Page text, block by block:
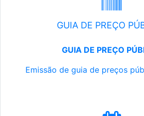
GUIA DE PREÇO
GUIA DE PREÇO
Emissão de guia de preços